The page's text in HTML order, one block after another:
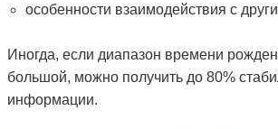
особенности взаимодействия с
Иногда, если диапазон времени
большой, можно получить до 80%
информации.